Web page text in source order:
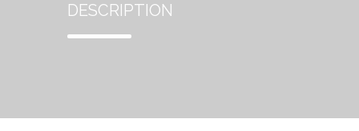
DESCRIPTION